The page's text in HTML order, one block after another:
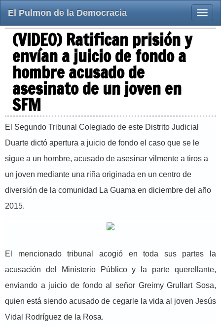
Toggle
El Pulmon de la Democracia
(VIDEO) Ratifican prisión y
envían a juicio de fondo a
hombre acusado de
asesinato de un joven en
SFM
El Segundo Tribunal Colegiado de este Distrito Judicial
Duarte dictó apertura a juicio de fondo el caso que se le
sigue a un hombre, acusado de asesinar vilmente a tiros a
un joven mediante una riña originada en un centro de
diversión de la comunidad La Guama en diciembre del año
2015.
El mencionado tribunal acogió en toda sus partes la
acusación del Ministerio Público y la parte querellante,
enviando a juicio de fondo al señor Greimy Grullart Sosa,
quien está siendo acusado de cegarle la vida al joven Jesús
Vidal Rodríguez de la Rosa.